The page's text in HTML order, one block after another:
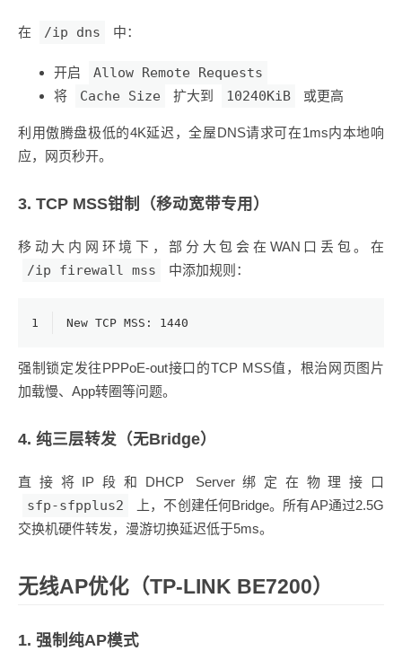
在 /ip dns 中：
开启 Allow Remote Requests
将 Cache Size 扩大到 10240KiB 或更高
利用傲腾盘极低的4K延迟，全屋DNS请求可在1ms内本地响
应，网页秒开。
3. TCP MSS钳制（移动宽带专用）
移动大内网环境下，部分大包会在WAN口丢包。在
/ip firewall mss 中添加规则：
1 New TCP MSS: 1440
强制锁定发往PPPoE-out接口的TCP MSS值，根治网页图片
加载慢、App转圈等问题。
4. 纯三层转发（无Bridge）
直接将IP段和DHCP Server绑定在物理接口
sfp-sfpplus2
上，不创建任何Bridge。所有AP通过2.5G
交换机硬件转发，漫游切换延迟低于5ms。
无线AP优化（TP-LINK BE7200）
1. 强制纯AP模式